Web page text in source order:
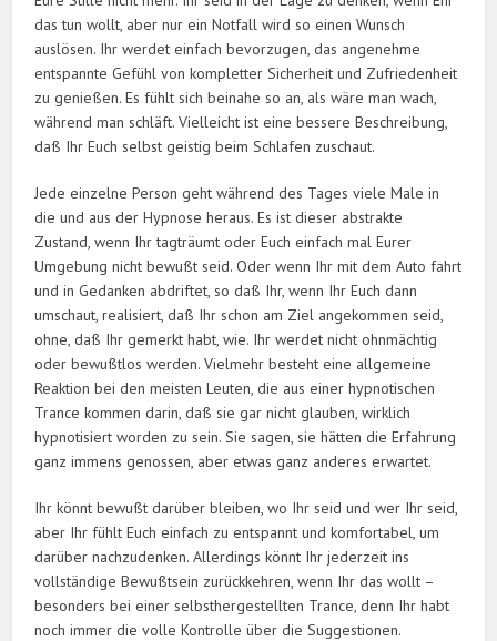
das tun wollt, aber nur ein Notfall wird so einen Wunsch
auslösen. Ihr werdet einfach bevorzugen, das angenehme
entspannte Gefühl von kompletter Sicherheit und Zufriedenheit
zu genießen. Es fühlt sich beinahe so an, als wäre man wach,
während man schläft. Vielleicht ist eine bessere Beschreibung,
daß Ihr Euch selbst geistig beim Schlafen zuschaut.
Jede einzelne Person geht während des Tages viele Male in
die und aus der Hypnose heraus. Es ist dieser abstrakte
Zustand, wenn Ihr tagträumt oder Euch einfach mal Eurer
Umgebung nicht bewußt seid. Oder wenn Ihr mit dem Auto fahrt
und in Gedanken abdriftet, so daß Ihr, wenn Ihr Euch dann
umschaut, realisiert, daß Ihr schon am Ziel angekommen seid,
ohne, daß Ihr gemerkt habt, wie. Ihr werdet nicht ohnmächtig
oder bewußtlos werden. Vielmehr besteht eine allgemeine
Reaktion bei den meisten Leuten, die aus einer hypnotischen
Trance kommen darin, daß sie gar nicht glauben, wirklich
hypnotisiert worden zu sein. Sie sagen, sie hätten die Erfahrung
ganz immens genossen, aber etwas ganz anderes erwartet.
Ihr könnt bewußt darüber bleiben, wo Ihr seid und wer Ihr seid,
aber Ihr fühlt Euch einfach zu entspannt und komfortabel, um
darüber nachzudenken. Allerdings könnt Ihr jederzeit ins
vollständige Bewußtsein zurückkehren, wenn Ihr das wollt –
besonders bei einer selbsthergestellten Trance, denn Ihr habt
noch immer die volle Kontrolle über die Suggestionen.